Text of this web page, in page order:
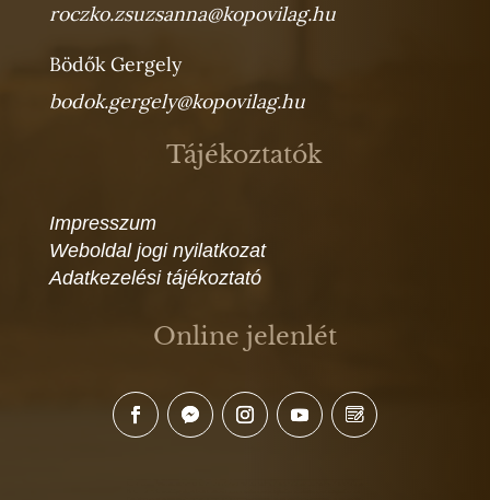
roczko.zsuzsanna@kopovilag.hu
Bödők Gergely
bodok.gergely@kopovilag.hu
Tájékoztatók
Impresszum
Weboldal jogi nyilatkozat
Adatkezelési tájékoztató
Online jelenlét